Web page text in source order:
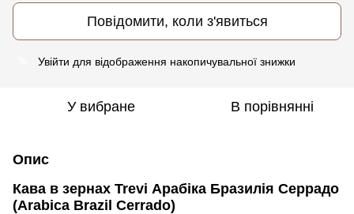
Повідомити, коли з'явиться
Увійти для відображення накопичувальної знижки
У вибране В порівнянні
Опис
Кава в зернах Trevi Арабіка Бразилія Серрадо
(Arabica Brazil Cerrado)